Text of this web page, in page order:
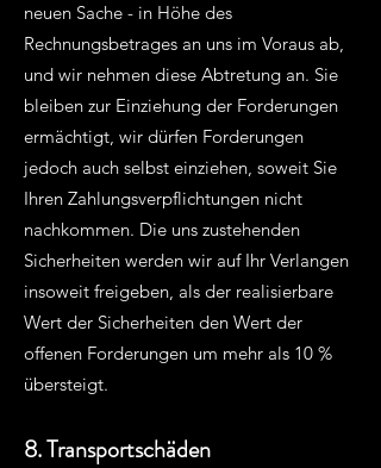
neuen Sache - in Höhe des
Rechnungsbetrages an uns im Voraus ab,
und wir nehmen diese Abtretung an. Sie
bleiben zur Einziehung der Forderungen
ermächtigt, wir dürfen Forderungen
jedoch auch selbst einziehen, soweit Sie
Ihren Zahlungsverpflichtungen nicht
nachkommen. Die uns zustehenden
Sicherheiten werden wir auf Ihr Verlangen
insoweit freigeben, als der realisierbare
Wert der Sicherheiten den Wert der
offenen Forderungen um mehr als 10 %
übersteigt.
8. Transportschäden